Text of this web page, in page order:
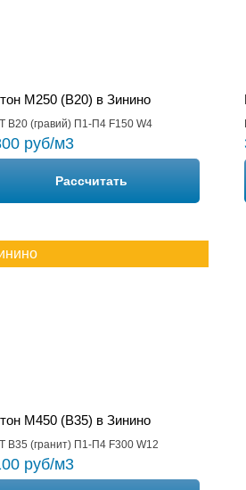
М250 (B20) в Зинино
В20 (гравий) П1-П4 F150 W4
руб/м3
Рассчитать
М450 (B35) в Зинино
В35 (гранит) П1-П4 F300 W12
руб/м3